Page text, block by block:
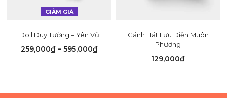
GIẢM GIÁ
Doll Duy Tường – Yên Vũ
259,000₫ – 595,000₫Khoảng
đến
Gánh Hát Lưu Diễn Muôn
Phương
129,000₫